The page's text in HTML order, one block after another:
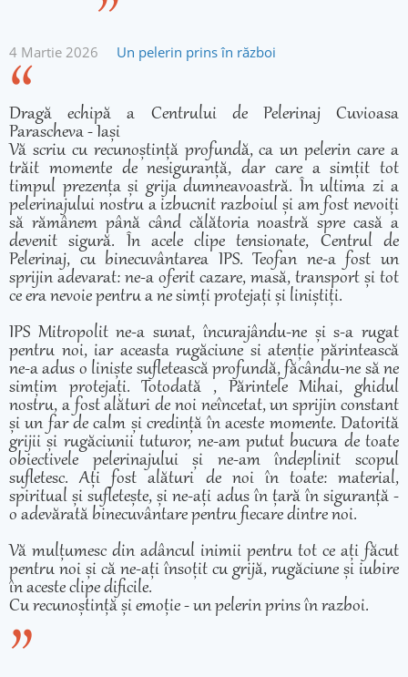
4 Martie 2026 Un pelerin prins în război
Dragă echipă a Centrului de Pelerinaj Cuvioasa
Parascheva - Iași
Vă scriu cu recunoștință profundă, ca un pelerin care a
trăit momente de nesiguranță, dar care a simțit tot
timpul prezența și grija dumneavoastră. În ultima zi a
pelerinajului nostru a izbucnit razboiul și am fost nevoiți
să rămânem până când călătoria noastră spre casă a
devenit sigură. În acele clipe tensionate, Centrul de
Pelerinaj, cu binecuvântarea IPS. Teofan ne-a fost un
sprijin adevarat: ne-a oferit cazare, masă, transport și tot
ce era nevoie pentru a ne simți protejați și liniștiți.
IPS Mitropolit ne-a sunat, încurajându-ne și s-a rugat
pentru noi, iar aceasta rugăciune si atenție părintească
ne-a adus o liniște sufletească profundă, făcându-ne să ne
simțim protejați. Totodată , Părintele Mihai, ghidul
nostru, a fost alături de noi neîncetat, un sprijin constant
și un far de calm și credință în aceste momente. Datorită
grijii și rugăciunii tuturor, ne-am putut bucura de toate
obiectivele pelerinajului și ne-am îndeplinit scopul
sufletesc. Ați fost alături de noi în toate: material,
spiritual și sufletește, și ne-ați adus în țară în siguranță -
o adevărată binecuvântare pentru fiecare dintre noi.
Vă mulțumesc din adâncul inimii pentru tot ce ați făcut
pentru noi și că ne-ați însoțit cu grijă, rugăciune și iubire
în aceste clipe dificile.
Cu recunoștință și emoție - un pelerin prins în razboi.